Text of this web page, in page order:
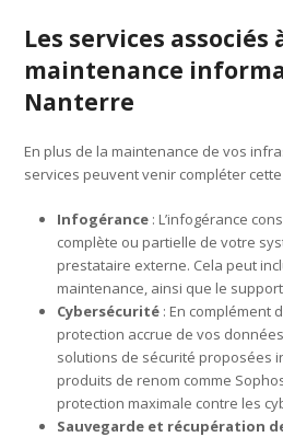
Les services associés
maintenance
Nanterre
En plus de la maintenance de vos
services peuvent venir compléter
Infogérance : L’infogérance
complète ou partielle de votre
prestataire externe. Cela peut
maintenance, ainsi que le
Cybersécurité : En complément
protection accrue de vos
solutions de sécurité proposées
produits de renom comme
protection maximale contre les
Sauvegarde et récupération